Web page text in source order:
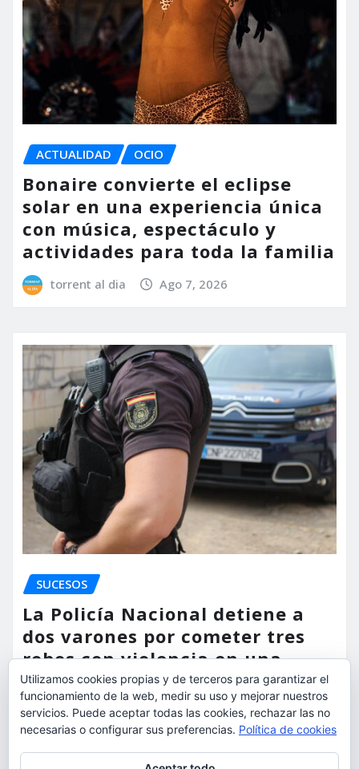
ACTUALIDAD OCIO
Bonaire convierte el eclipse
solar en una experiencia única
con música, espectáculo y
actividades para toda la familia
torrent al dia Ago 7, 2026
SUCESOS
La Policía Nacional detiene a
dos varones por cometer tres
robos con violencia en una
misma mañana
torrent al dia Ago 7, 2026
Utilizamos cookies propias y de terceros para garantizar el
funcionamiento de la web, medir su uso y mejorar nuestros
servicios. Puede aceptar todas las cookies, rechazar las no
necesarias o configurar sus preferencias. Política de cookies